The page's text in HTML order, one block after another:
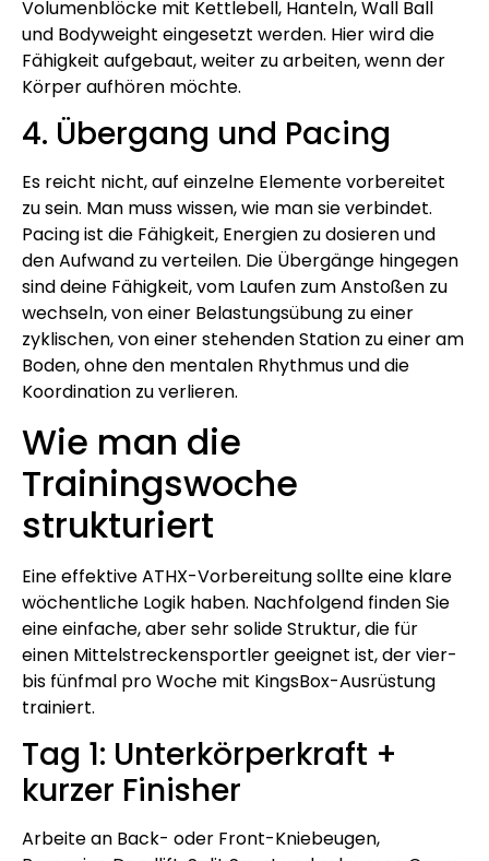
Volumenblöcke mit Kettlebell, Hanteln, Wall Ball
und Bodyweight eingesetzt werden. Hier wird die
Fähigkeit aufgebaut, weiter zu arbeiten, wenn der
Körper aufhören möchte.
4. Übergang und Pacing
Es reicht nicht, auf einzelne Elemente vorbereitet
zu sein. Man muss wissen, wie man sie verbindet.
Pacing ist die Fähigkeit, Energien zu dosieren und
den Aufwand zu verteilen. Die Übergänge hingegen
sind deine Fähigkeit, vom Laufen zum Anstoßen zu
wechseln, von einer Belastungsübung zu einer
zyklischen, von einer stehenden Station zu einer am
Boden, ohne den mentalen Rhythmus und die
Koordination zu verlieren.
Wie man die
Trainingswoche
strukturiert
Eine effektive ATHX-Vorbereitung sollte eine klare
wöchentliche Logik haben. Nachfolgend finden Sie
eine einfache, aber sehr solide Struktur, die für
einen Mittelstreckensportler geeignet ist, der vier-
bis fünfmal pro Woche mit KingsBox-Ausrüstung
trainiert.
Tag 1: Unterkörperkraft +
kurzer Finisher
Arbeite an Back- oder Front-Kniebeugen,